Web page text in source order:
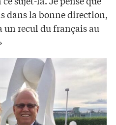
dans la bonne direction,
un recul du français au